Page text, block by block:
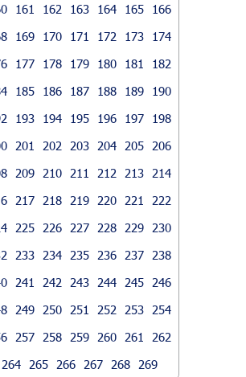
161 162 163 164 165
166
169 170 171 172 173
174
177 178 179 180 181
182
185 186 187 188 189
190
193 194 195 196 197
198
201 202 203 204 205
206
209 210 211 212 213
214
217 218 219 220 221
222
225 226 227 228 229
230
233 234 235 236 237
238
241 242 243 244 245
246
249 250 251 252 253
254
257 258 259 260 261
262
264 265 266 267 268 269